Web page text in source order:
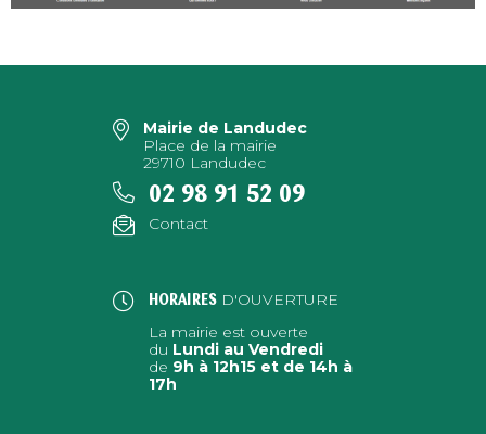
Mairie de Landudec
Place de la mairie
29710 Landudec
02 98 91 52 09
Contact
HORAIRES D'OUVERTURE
La mairie est ouverte
du Lundi au Vendredi
de 9h à 12h15 et de 14h à
17h